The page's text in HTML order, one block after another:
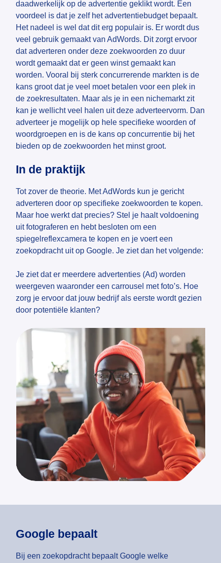
daadwerkelijk op de advertentie geklikt wordt. Een
voordeel is dat je zelf het advertentiebudget bepaalt.
Het nadeel is wel dat dit erg populair is. Er wordt dus
veel gebruik gemaakt van AdWords. Dit zorgt ervoor
dat adverteren onder deze zoekwoorden zo duur
wordt gemaakt dat er geen winst gemaakt kan
worden. Vooral bij sterk concurrerende markten is de
kans groot dat je veel moet betalen voor een plek in
de zoekresultaten. Maar als je in een nichemarkt zit
kan je wellicht veel halen uit deze adverteervorm. Dan
adverteer je mogelijk op hele specifieke woorden of
woordgroepen en is de kans op concurrentie bij het
bieden op de zoekwoorden het minst groot.
In de praktijk
Tot zover de theorie. Met AdWords kun je gericht
adverteren door op specifieke zoekwoorden te kopen.
Maar hoe werkt dat precies? Stel je haalt voldoening
uit fotograferen en hebt besloten om een
spiegelreflexcamera te kopen en je voert een
zoekopdracht uit op Google. Je ziet dan het volgende:
Je ziet dat er meerdere advertenties (Ad) worden
weergeven waaronder een carrousel met foto’s. Hoe
zorg je ervoor dat jouw bedrijf als eerste wordt gezien
door potentiële klanten?
Google bepaalt
Bij een zoekopdracht bepaalt Google welke